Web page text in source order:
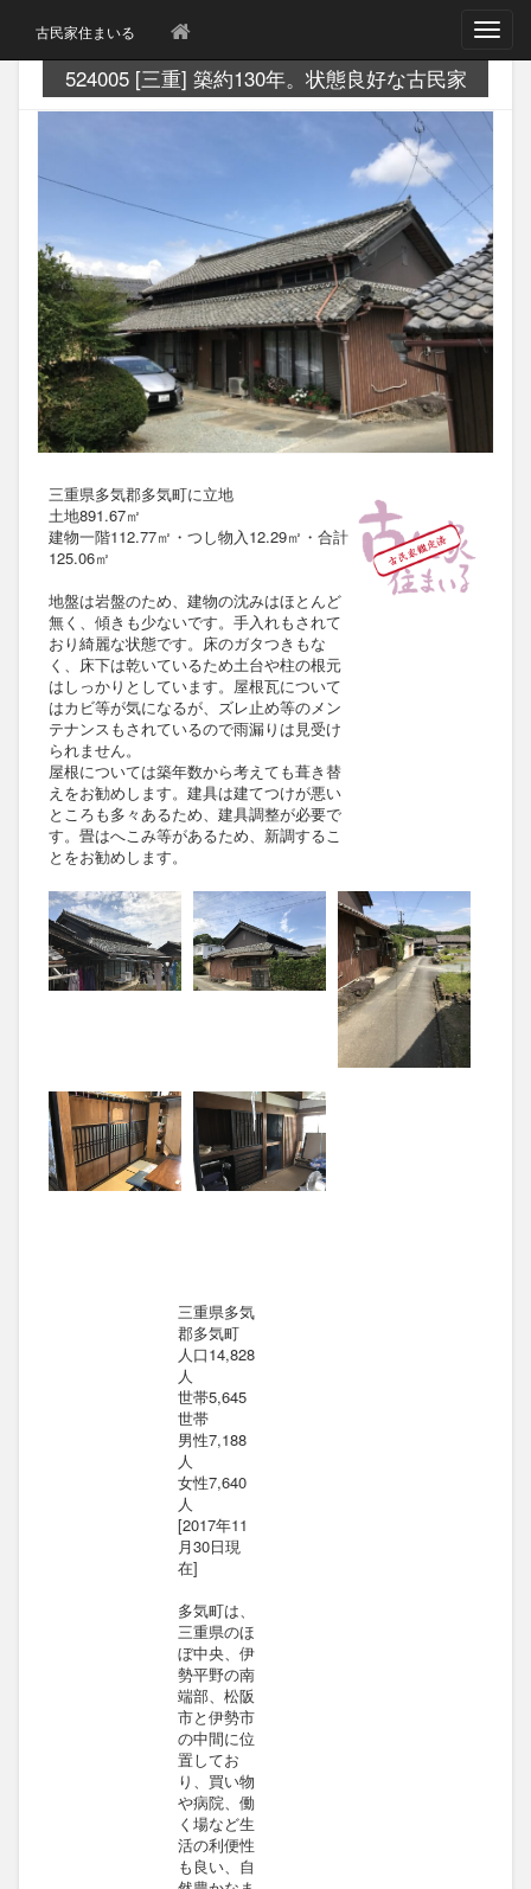
古民家住まいる
T
g
l
i
g
a
t
i
o
n
524005 [三重] 築約130年。状態良好な古民家
三重県多気郡多気町に立地
土地891.67㎡
建物一階112.77㎡・つし物入12.29㎡・合計
125.06㎡
地盤は岩盤のため、建物の沈みはほとんど
無く、傾きも少ないです。手入れもされて
おり綺麗な状態です。床のガタつきもな
く、床下は乾いているため土台や柱の根元
はしっかりとしています。屋根瓦について
はカビ等が気になるが、ズレ止め等のメン
テナンスもされているので雨漏りは見受け
られません。
屋根については築年数から考えても葺き替
えをお勧めします。建具は建てつけが悪い
ところも多々あるため、建具調整が必要で
す。畳はへこみ等があるため、新調するこ
とをお勧めします。
三重県多気
郡多気町
人口14,828
人
世帯5,645
世帯
男性7,188
人
女性7,640
人
[2017年11
月30日現
在]
多気町は、
三重県のほ
ぼ中央、伊
勢平野の南
端部、松阪
市と伊勢市
の中間に位
置してお
り、買い物
や病院、働
く場など生
活の利便性
も良い、自